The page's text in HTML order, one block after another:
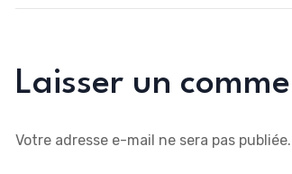
Laisser un
Votre adresse e-mail ne sera pas publiée.